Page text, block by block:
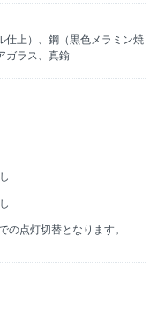
仕上）、鋼（黒色メラミン焼
ガラス、真鍮
の点灯切替となります。